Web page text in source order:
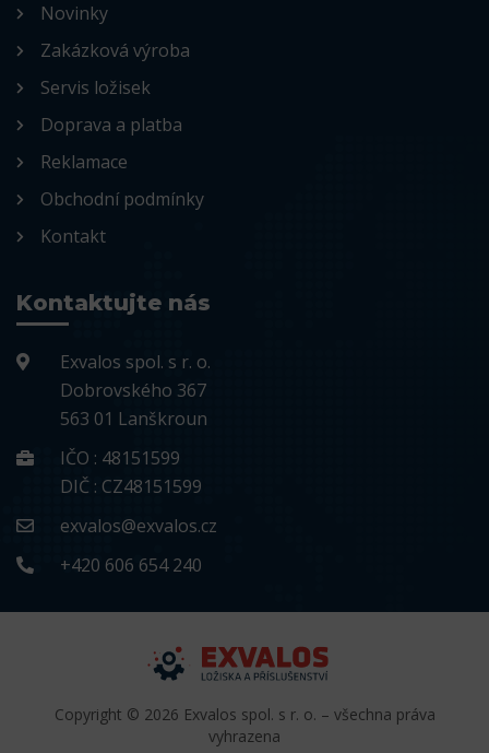
Novinky
Zakázková výroba
Servis ložisek
Doprava a platba
Reklamace
Obchodní podmínky
Kontakt
Kontaktujte nás
Exvalos spol. s r. o.
Dobrovského 367
563 01 Lanškroun
IČO : 48151599
DIČ : CZ48151599
exvalos@exvalos.cz
+420 606 654 240
Copyright © 2026 Exvalos spol. s r. o. – všechna práva
vyhrazena